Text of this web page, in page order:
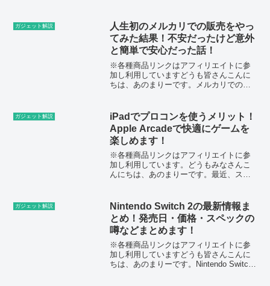
年2月19日に予告されている今回のイベン
トも、世界...
ガジェット解説
人生初のメルカリでの販売をやっ
てみた結果！不安だったけど意外
と簡単で安心だった話！
※各種商品リンクはアフィリエイトに参
加し利用していますどうも皆さんこんに
ちは、あのまりーです。メルカリでの出
多いのでは？」と心配で登録だけして止
まっている人も多いのでは...
ガジェット解説
iPadでプロコンを使うメリット！
Apple Arcadeで快適にゲームを
楽しめます！
※各種商品リンクはアフィリエイトに参
加し利用しています。どうもみなさんこ
んにちは、あのまりーです。最近、スマ
登場により、iPhoneやiPadなどのデバイ
ス...
ガジェット解説
Nintendo Switch 2の最新情報ま
とめ！発売日・価格・スペックの
噂などまとめます！
※各種商品リンクはアフィリエイトに参
加し利用していますどうも皆さんこんに
ちは、あのまりーです。Nintendo Switch